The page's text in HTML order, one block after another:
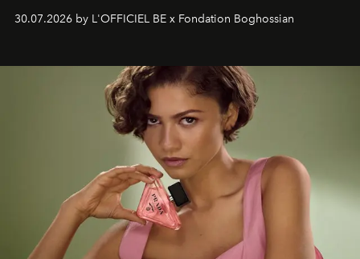
soufflé, l’artiste français compose un itinéraire
émotionnel où chaque œuvre devient le souvenir
émerveillement.
30.07.2026 by L'OFFICIEL BE x Fondation Boghossian